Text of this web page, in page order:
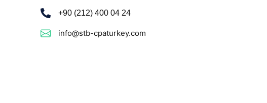
+90 (212) 400 04 24
info@stb-cpaturkey.com